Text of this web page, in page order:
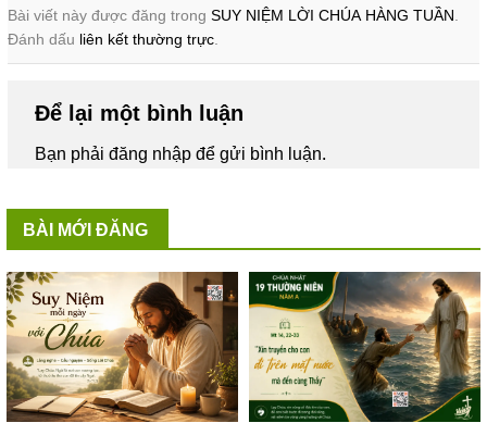
Bài viết này được đăng trong SUY NIỆM LỜI CHÚA HÀNG TUẦN.
Đánh dấu liên kết thường trực.
Để lại một bình luận
Bạn phảiđăng nhậpđể gửi bình luận.
BÀI MỚI ĐĂNG